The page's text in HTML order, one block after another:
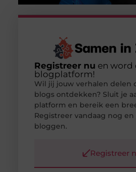
Registreer nu en word
blogplatform!
Wil jij jouw verhalen delen
blogs ontdekken? Sluit je
platform en bereik een
Registreer vandaag nog
bloggen.
Registreer